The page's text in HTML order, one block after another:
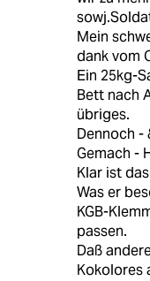
Mein
dank vom
Ein 25kg-
Bett nach
übriges.
Dennoch -
Gemach -
Klar ist
Was er
KGB-
passen.
Daß
Kokolores